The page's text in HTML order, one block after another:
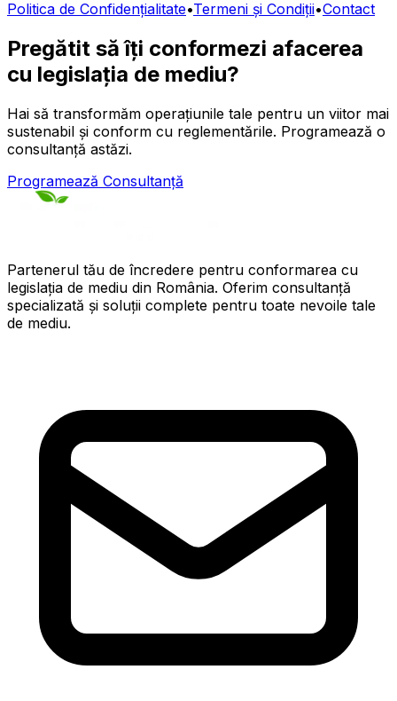
Politica de Confidențialitate•Termeni și Condiții•Contact
Pregătit să îți conformezi afacerea
cu legislația de mediu?
Hai să transformăm operațiunile tale pentru un viitor mai
sustenabil și conform cu reglementările. Programează o
consultanță astăzi.
Programează Consultanță
Partenerul tău de încredere pentru conformarea cu
legislația de mediu din România. Oferim consultanță
specializată și soluții complete pentru toate nevoile tale
de mediu.